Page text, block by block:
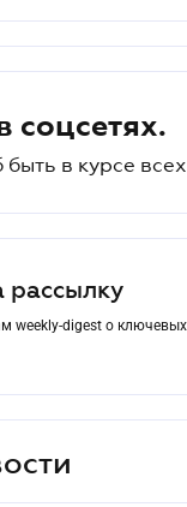
соцсетях.
в курсе
рассылку
weekly-digest о ключевых